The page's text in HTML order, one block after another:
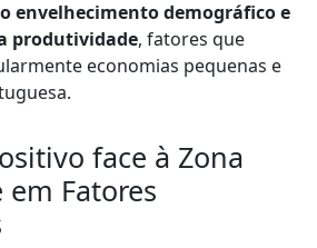
envelhecimento demográfico e
produtividade, fatores que
economias pequenas e
face à Zona
em Fatores